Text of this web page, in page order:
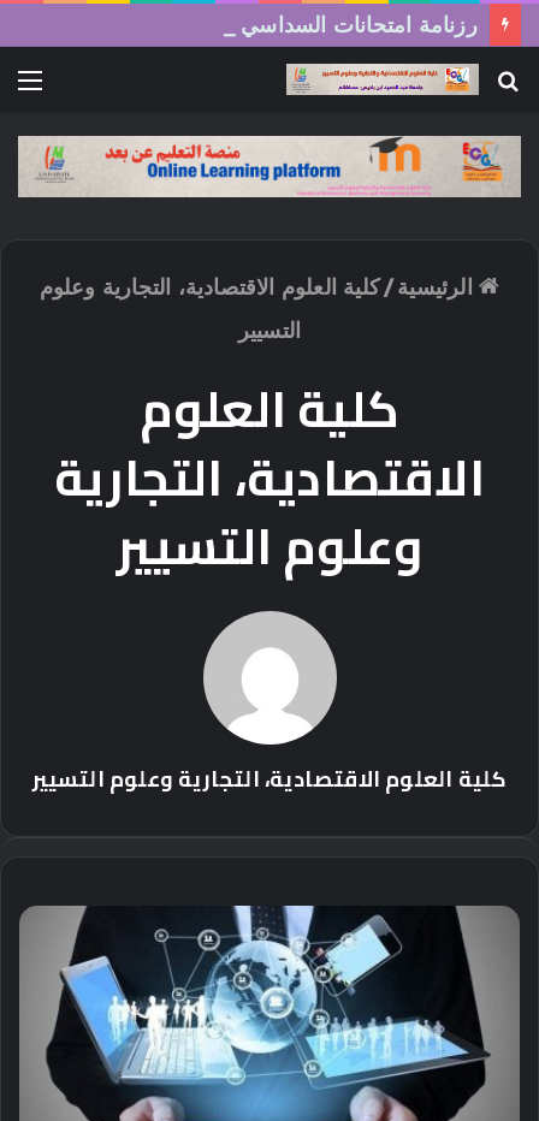
بحث
الرئيسية/كلية العلوم الاقتصادية، التجارية وعلوم
التسيير
كلية العلوم
الاقتصادية، التجارية
وعلوم التسيير
كلية العلوم الاقتصادية، التجارية وعلوم التسيير